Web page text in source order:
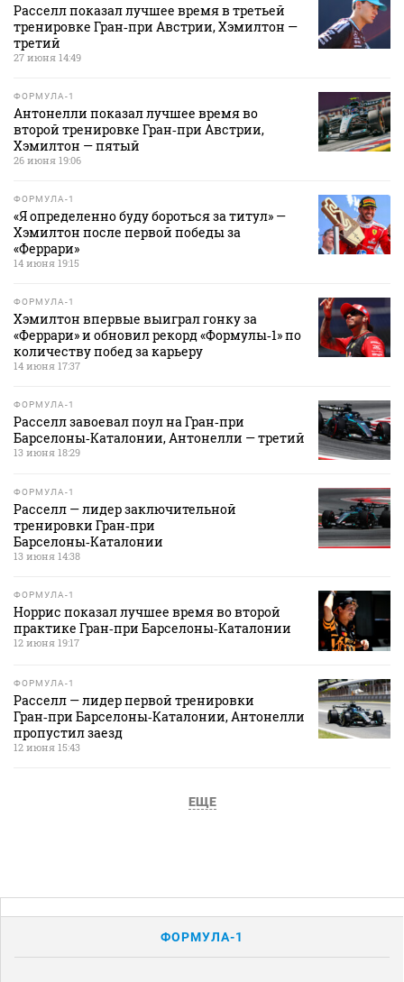
Расселл показал лучшее время в третьей
тренировке Гран‑при Австрии, Хэмилтон —
третий
27 июня 14:49
ФОРМУЛА-1
Антонелли показал лучшее время во
второй тренировке Гран‑при Австрии,
Хэмилтон — пятый
26 июня 19:06
ФОРМУЛА-1
«Я определенно буду бороться за титул» —
Хэмилтон после первой победы за
«Феррари»
14 июня 19:15
ФОРМУЛА-1
Хэмилтон впервые выиграл гонку за
«Феррари» и обновил рекорд «Формулы‑1» по
количеству побед за карьеру
14 июня 17:37
ФОРМУЛА-1
Расселл завоевал поул на Гран‑при
Барселоны‑Каталонии, Антонелли — третий
13 июня 18:29
ФОРМУЛА-1
Расселл — лидер заключительной
тренировки Гран‑при
Барселоны‑Каталонии
13 июня 14:38
ФОРМУЛА-1
Норрис показал лучшее время во второй
практике Гран‑при Барселоны‑Каталонии
12 июня 19:17
ФОРМУЛА-1
Расселл — лидер первой тренировки
Гран‑при Барселоны‑Каталонии, Антонелли
пропустил заезд
12 июня 15:43
ЕЩЕ
ФОРМУЛА-1